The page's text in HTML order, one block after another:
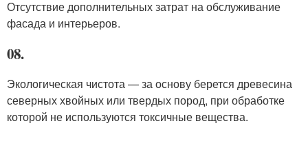
Отсутствие дополнительных затрат на обслуживание
фасада и интерьеров.
08.
Экологическая чистота — за основу берется древесина
северных хвойных или твердых пород, при обработке
которой не используются токсичные вещества.